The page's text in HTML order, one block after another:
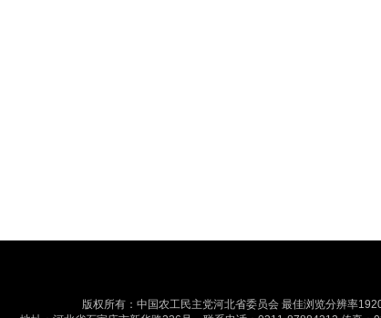
版权所有：中国农工民主党河北省委员会 最佳浏览分辨率